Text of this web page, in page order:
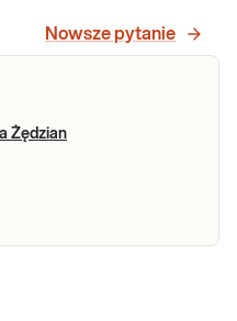
Nowsze pytanie
Żędzian